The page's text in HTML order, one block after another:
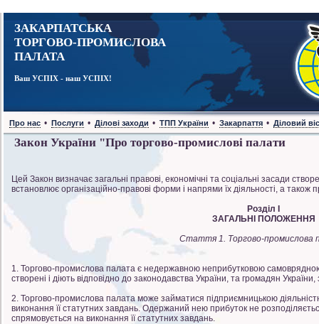
ЗАКАРПАТСЬКА
ТОРГОВО-ПРОМИСЛОВА
ПАЛАТА
Ваш УСПІХ - наш УСПІХ!
Про нас • Послуги • Ділові заходи • ТПП України • Закарпаття • Діловий
Закон України "Про торгово-промислові палати
Цей Закон визначає загальні правові, економічні та соціальні засади
встановлює організаційно-правові форми і напрями їх діяльності, а
Розділ I
ЗАГАЛЬНІ ПОЛОЖЕННЯ
Стаття 1. Торгово-промислова
1. Торгово-промислова палата є недержавною неприбутковою самоврядною
створені і діють відповідно до законодавства України, та громадян
2. Торгово-промислова палата може займатися підприємницькою
виконання її статутних завдань. Одержаний нею прибуток не
спрямовується на виконання її статутних завдань.